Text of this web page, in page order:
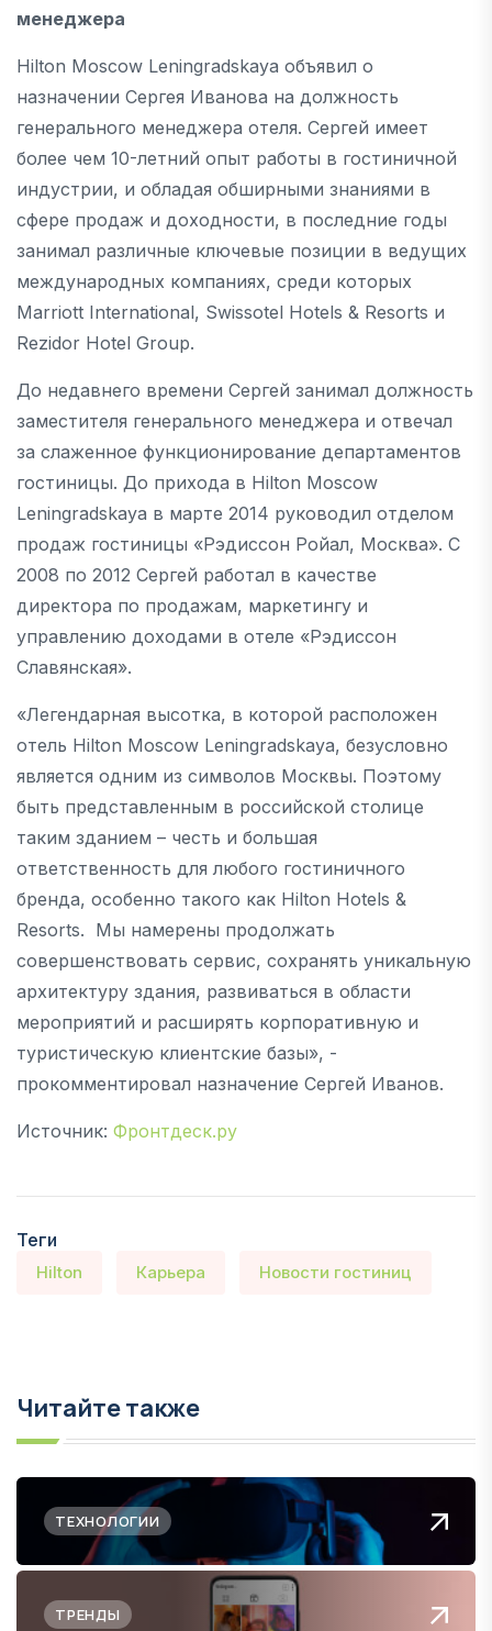
менеджера
Hilton Moscow Leningradskaya объявил о
назначении Сергея Иванова на должность
генерального менеджера отеля. Сергей имеет
более чем 10-летний опыт работы в гостиничной
индустрии, и обладая обширными знаниями в
сфере продаж и доходности, в последние годы
занимал различные ключевые позиции в ведущих
международных компаниях, среди которых
Marriott International, Swissotel Hotels & Resorts и
Rezidor Hotel Group.
До недавнего времени Сергей занимал должность
заместителя генерального менеджера и отвечал
за слаженное функционирование департаментов
гостиницы. До прихода в Hilton Moscow
Leningradskaya в марте 2014 руководил отделом
продаж гостиницы «Рэдиссон Ройал, Москва». С
2008 по 2012 Сергей работал в качестве
директора по продажам, маркетингу и
управлению доходами в отеле «Рэдиссон
Славянская».
«Легендарная высотка, в которой расположен
отель Hilton Moscow Leningradskaya, безусловно
является одним из символов Москвы. Поэтому
быть представленным в российской столице
таким зданием – честь и большая
ответственность для любого гостиничного
бренда, особенно такого как Hilton Hotels &
Resorts. Мы намерены продолжать
совершенствовать сервис, сохранять уникальную
архитектуру здания, развиваться в области
мероприятий и расширять корпоративную и
туристическую клиентские базы», -
прокомментировал назначение Сергей Иванов.
Источник: Фронтдеск.ру
Теги
Hilton Карьера Новости гостиниц
Читайте также
ТЕХНОЛОГИИ
ТРЕНДЫ